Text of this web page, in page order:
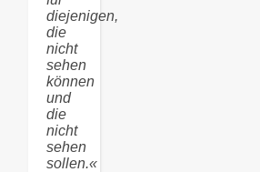
diejenigen,
die
nicht
sehen
können
und
die
nicht
sehen
sollen.«